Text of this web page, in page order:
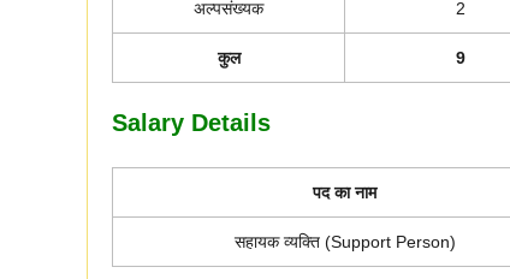
अल्पसंख्यक 2
कुल 9
Salary Details
पद का नाम
सहायक व्यक्ति (Support Person)